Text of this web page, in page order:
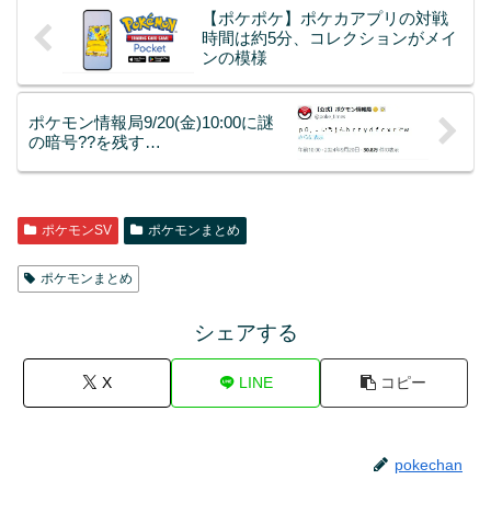
【ポケポケ】ポケカアプリの対戦
時間は約5分、コレクションがメイ
ンの模様
ポケモン情報局9/20(金)10:00に謎
の暗号??を残す…
ポケモンSV ポケモンまとめ
ポケモンまとめ
シェアする
X LINE コピー
pokechan